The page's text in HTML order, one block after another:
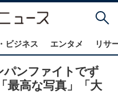
ビジネス エンタメ リサ
パンファイトでず
最高な写真」「大